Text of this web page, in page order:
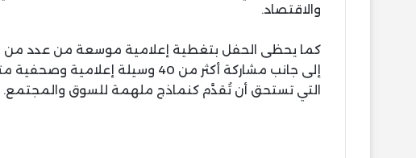
والاقتصاد.
كما يحظى الحفل بتغطية إعلامية موسعة من عدد من
إلى جانب مشاركة أكثر من 40 وسيلة
التي تستحق أن تُقدَّم كنماذج ملهمة للسوق والمجتمع.